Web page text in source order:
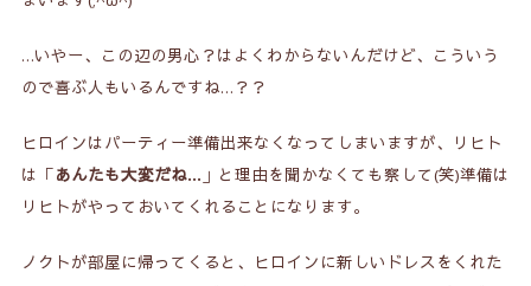
…いやー、この辺の男心？はよくわからないんだけど、こういう
ので喜ぶ人もいるんですね…？？
ヒロインはパーティー準備出来なくなってしまいますが、リヒト
は「あんたも大変だね… 」と理由を聞かなくても察して(笑)準備は
リヒトがやっておいてくれることになります。
ノクトが部屋に帰ってくると、ヒロインに新しいドレスをくれた